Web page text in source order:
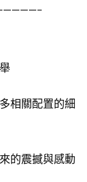
—————–
相關配置的細
的震撼與感動